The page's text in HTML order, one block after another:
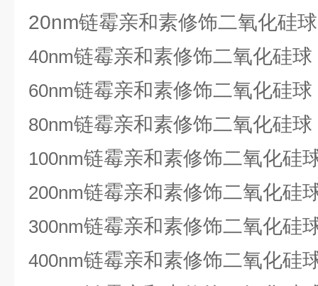
20nm链霉亲和素修饰二氧化硅球
40nm链霉亲和素修饰二氧化硅球
60nm链霉亲和素修饰二氧化硅球
80nm链霉亲和素修饰二氧化硅球
100nm链霉亲和素修饰二氧化硅
200nm链霉亲和素修饰二氧化硅
300nm链霉亲和素修饰二氧化硅
400nm链霉亲和素修饰二氧化硅